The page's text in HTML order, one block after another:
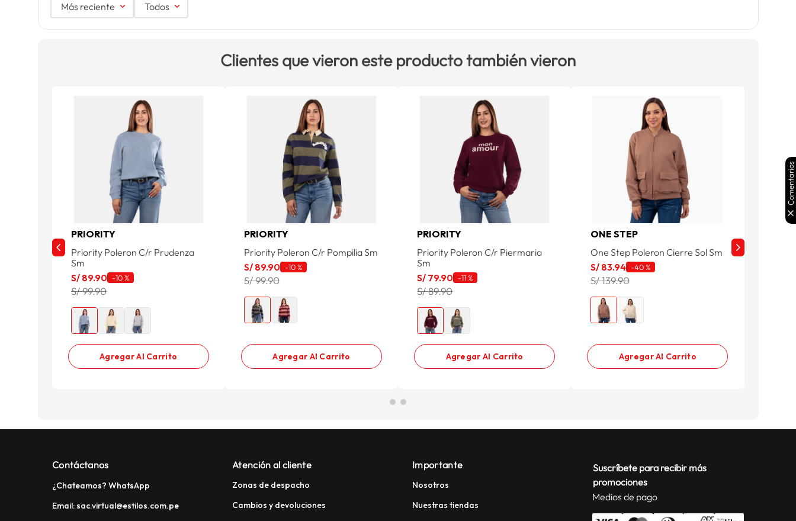
Más reciente Todos
Clientes que vieron este producto también vieron
PRIORITY
Priority Poleron C/r Prudenza
Sm
S/ 89.90 -10 %
S/ 99.90
Agregar Al Carrito
PRIORITY
Priority Poleron C/r Pompilia Sm
S/ 89.90 -10 %
S/ 99.90
Agregar Al Carrito
PRIORITY
Priority Poleron C/r Piermaria
Sm
S/ 79.90 -11 %
S/ 89.90
Agregar Al Carrito
ONE STEP
One Step Poleron Cierre Sol Sm
S/ 83.94 -40 %
S/ 139.90
Agregar Al Carrito
Contáctanos
¿Chateamos? WhatsApp
Email: sac.virtual@estilos.com.pe
Atención al cliente
Zonas de despacho
Cambios y devoluciones
Importante
Nosotros
Nuestras tiendas
Suscríbete para recibir más
promociones
Medios de pago
Comentarios